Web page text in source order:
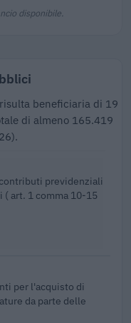
disponibile.
beneficiaria di 19
di almeno 165.419
previdenziali
art. 1 comma 10-15
per l'acquisto di
da parte delle